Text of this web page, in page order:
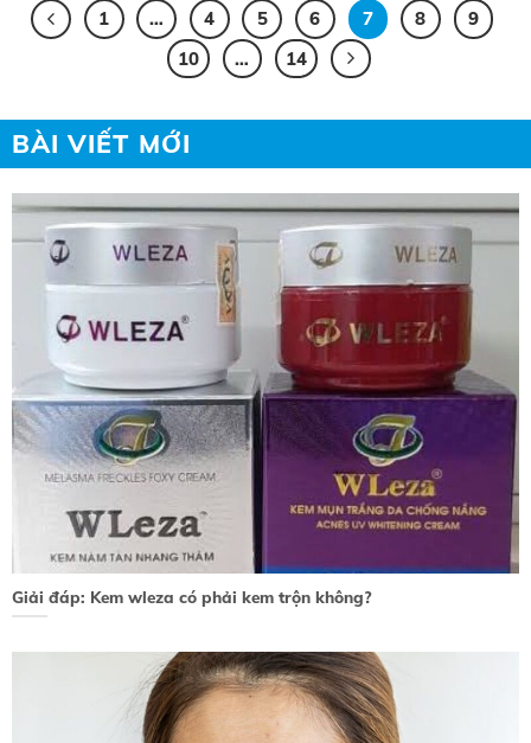
1 … 4 5 6 7 8
9
10
… 14
BÀI VIẾT MỚI
Giải đáp: Kem wleza có phải kem trộn không?